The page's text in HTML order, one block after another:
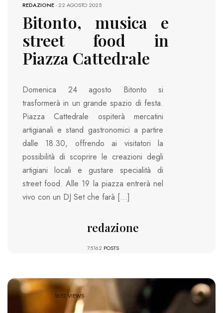
REDAZIONE-22 AGOSTO 2025
Bitonto, musica e
street food in
Piazza Cattedrale
Domenica 24 agosto Bitonto si
trasformerà in un grande spazio di festa.
Piazza Cattedrale ospiterà mercatini
artigianali e stand gastronomici a partire
dalle 18.30, offrendo ai visitatori la
possibilità di scoprire le creazioni degli
artigiani locali e gustare specialità di
street food. Alle 19 la piazza entrerà nel
vivo con un DJ Set che farà […]
redazione
75162 POSTS
1652 VIEWS